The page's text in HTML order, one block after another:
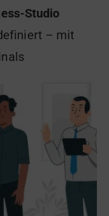
Studio
– mit